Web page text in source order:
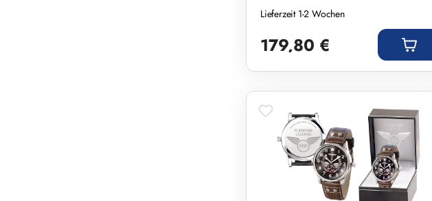
Lieferzeit 1-2 Wochen
179,80 €